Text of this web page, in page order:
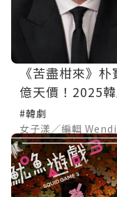
《苦盡柑來》
億天價！2025
軍是這位世界級
#韓劇
女子漾／編輯 Wendi